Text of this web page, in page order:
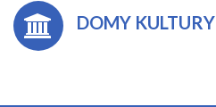
DOMY KULTURY